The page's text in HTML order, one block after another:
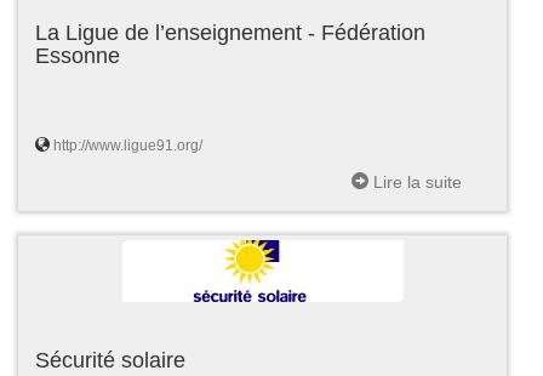
La Ligue de l’enseignement - Fédération
Essonne
http://www.ligue91.org/
Lire la suite
Sécurité solaire